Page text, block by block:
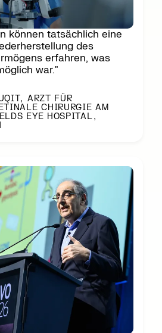
können tatsächlich eine
des
erfahren, was
war."
ARZT FÜR
CHIRURGIE AM
EYE HOSPITAL,